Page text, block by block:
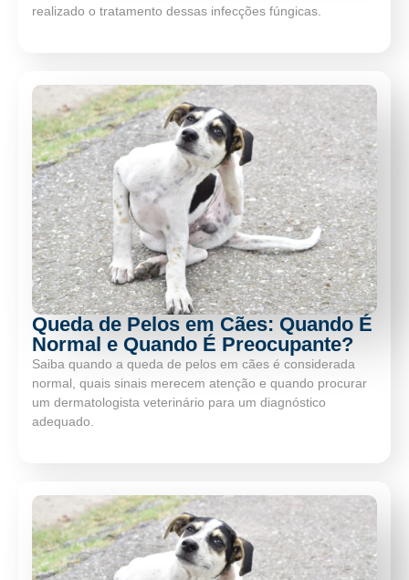
realizado o tratamento dessas infecções fúngicas.
Queda de Pelos em Cães: Quando É
Normal e Quando É Preocupante?
Saiba quando a queda de pelos em cães é considerada
normal, quais sinais merecem atenção e quando procurar
um dermatologista veterinário para um diagnóstico
adequado.